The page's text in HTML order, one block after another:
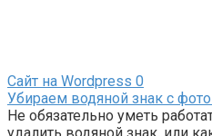
Сайт на Wordpress 0
Убираем водяной знак с
Не обязательно уметь